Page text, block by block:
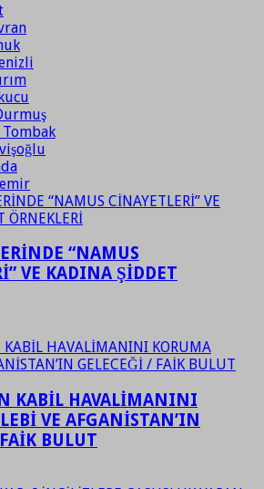
“NAMUS
VE KADINA ŞİDDET
KABİL HAVALİMANINI
VE AFGANİSTAN’IN
BULUT